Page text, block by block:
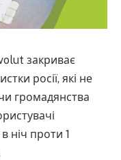
закриває
росії, які не
громадянства
ніч проти 1